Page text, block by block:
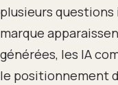
plusieurs
marque
générées, les IA
le positionnement